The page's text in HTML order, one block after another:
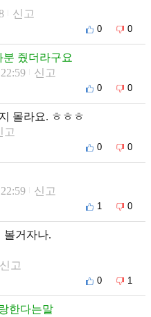
신고
0 0
줬더라구요
신고
0 0
몰라요. ㅎㅎㅎ
고
0 0
신고
1 0
볼거자나.
신고
0 1
한다는말